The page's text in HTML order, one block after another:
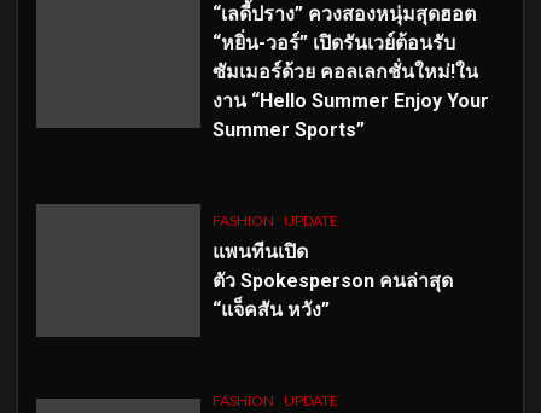
“เลดี้ปราง” ควงสองหนุ่มสุดฮอต
“หยิ่น-วอร์” เปิดรันเวย์ต้อนรับ
ซัมเมอร์ด้วย คอลเลกชั่นใหม่!ใน
งาน “Hello Summer Enjoy Your
Summer Sports”
FASHION UPDATE
แพนทีนเปิด
ตัว Spokesperson คนล่าสุด
“แจ็คสัน หวัง”
FASHION UPDATE